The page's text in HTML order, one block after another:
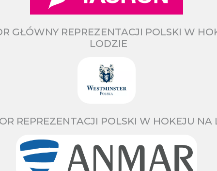
GŁÓWNY REPREZENTACJI POLSKI W
LODZIE
REPREZENTACJI POLSKI W HOKEJU NA